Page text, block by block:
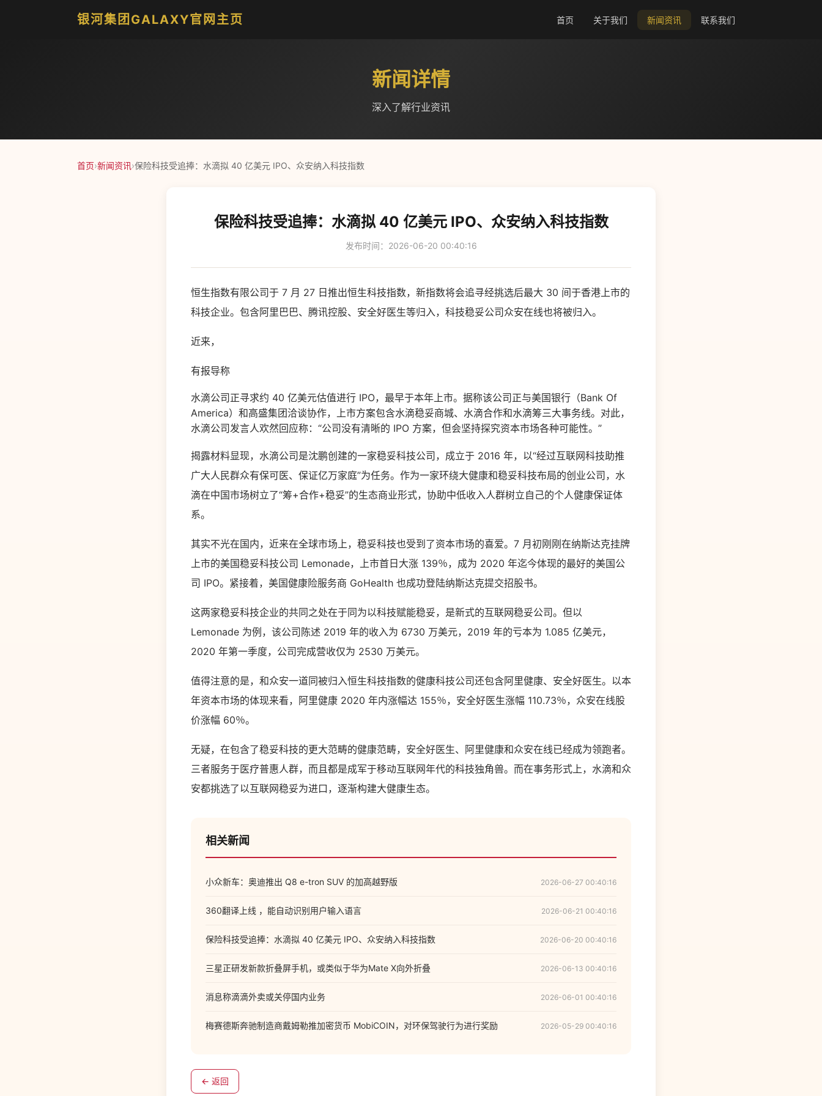
银河集团GALAXY官网主页 首页 关于我们 新闻资讯 联系我们
新闻详情
深入了解行业资讯
首页›新闻资讯›保险科技受追捧：水滴拟 40 亿美元 IPO、众安纳入科技指数
保险科技受追捧：水滴拟 40 亿美元 IPO、众安纳入科技指数
发布时间：2026-06-20 00:40:16
恒生指数有限公司于 7 月 27 日推出恒生科技指数，新指数将会追寻经挑选后最大 30 间于香港上市的
科技企业。包含阿里巴巴、腾讯控股、安全好医生等归入，科技稳妥公司众安在线也将被归入。
近来，
有报导称
水滴公司正寻求约 40 亿美元估值进行 IPO，最早于本年上市。据称该公司正与美国银行（Bank Of
America）和高盛集团洽谈协作，上市方案包含水滴稳妥商城、水滴合作和水滴筹三大事务线。对此，
水滴公司发言人欢然回应称：“公司没有清晰的 IPO 方案，但会坚持探究资本市场各种可能性。”
揭露材料显现，水滴公司是沈鹏创建的一家稳妥科技公司，成立于 2016 年，以“经过互联网科技助推
广大人民群众有保可医、保证亿万家庭”为任务。作为一家环绕大健康和稳妥科技布局的创业公司，水
滴在中国市场树立了“筹+合作+稳妥”的生态商业形式，协助中低收入人群树立自己的个人健康保证体
系。
其实不光在国内，近来在全球市场上，稳妥科技也受到了资本市场的喜爱。7 月初刚刚在纳斯达克挂牌
上市的美国稳妥科技公司 Lemonade，上市首日大涨 139％，成为 2020 年迄今体现的最好的美国公
司 IPO。紧接着，美国健康险服务商 GoHealth 也成功登陆纳斯达克提交招股书。
这两家稳妥科技企业的共同之处在于同为以科技赋能稳妥，是新式的互联网稳妥公司。但以
Lemonade 为例，该公司陈述 2019 年的收入为 6730 万美元，2019 年的亏本为 1.085 亿美元，
2020 年第一季度，公司完成营收仅为 2530 万美元。
值得注意的是，和众安一道同被归入恒生科技指数的健康科技公司还包含阿里健康、安全好医生。以本
年资本市场的体现来看，阿里健康 2020 年内涨幅达 155％，安全好医生涨幅 110.73％，众安在线股
价涨幅 60％。
无疑，在包含了稳妥科技的更大范畴的健康范畴，安全好医生、阿里健康和众安在线已经成为领跑者。
三者服务于医疗普惠人群，而且都是成军于移动互联网年代的科技独角兽。而在事务形式上，水滴和众
安都挑选了以互联网稳妥为进口，逐渐构建大健康生态。
相关新闻
小众新车：奥迪推出 Q8 e-tron SUV 的加高越野版 2026-06-27 00:40:16
360翻译上线 ，能自动识别用户输入语言 2026-06-21 00:40:16
保险科技受追捧：水滴拟 40 亿美元 IPO、众安纳入科技指数 2026-06-20 00:40:16
三星正研发新款折叠屏手机，或类似于华为Mate X向外折叠 2026-06-13 00:40:16
消息称滴滴外卖或关停国内业务 2026-06-01 00:40:16
梅赛德斯奔驰制造商戴姆勒推加密货币 MobiCOIN，对环保驾驶行为进行奖励 2026-05-29 00:40:16
← 返回